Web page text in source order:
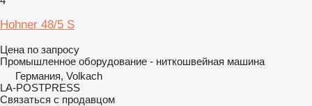
Hohner 48/5 S
Цена по запросу
Промышленное оборудование - ниткошвейная машина
Германия, Volkach
LA-POSTPRESS
Связаться с продавцом